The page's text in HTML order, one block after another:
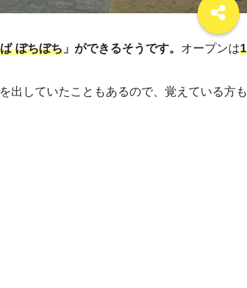
ぼちぼち 」ができるそうです。 オープンは1
出していたこともあるので、覚えている方も